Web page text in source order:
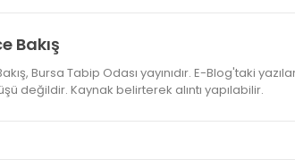
Bakış
Bursa Tabip Odası yayınıdır. E-Blog'taki
değildir. Kaynak belirterek alıntı yapılabilir.